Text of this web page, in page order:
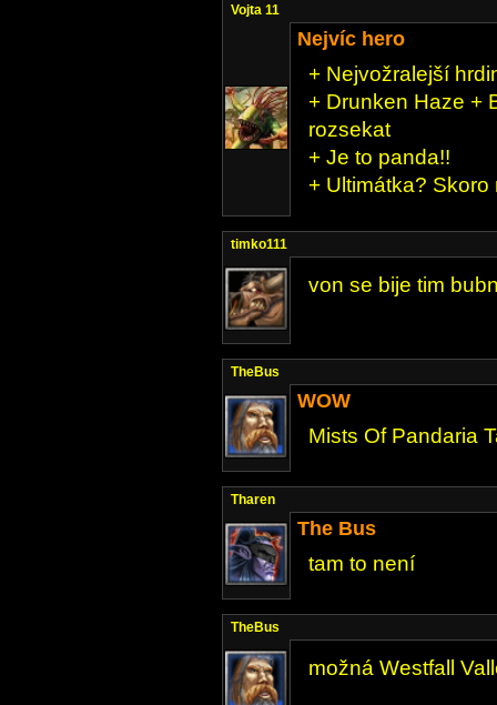
Vojta 11
Nejvíc hero
+ Nejvožralejší
+ Drunken Haze +
rozsekat
+ Je to panda!!
+ Ultimátka?
timko111
von se bije tim
TheBus
WOW
Mists Of Pandaria
Tharen
The Bus
tam to není
TheBus
možná Westfall